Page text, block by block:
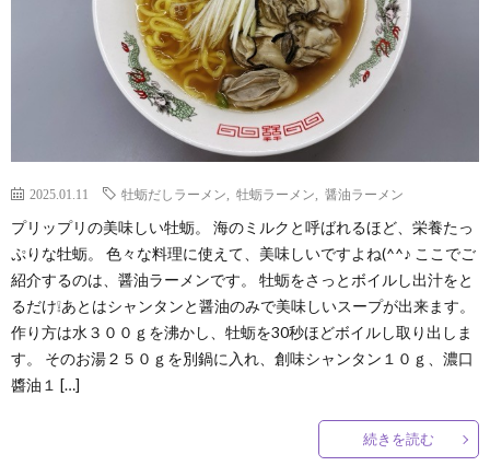
2025.01.11 牡蛎だしラーメン 牡蛎ラーメン 醤油ラーメン
プリップリの美味しい牡蛎。 海のミルクと呼ばれるほど、栄養たっ
ぷりな牡蛎。 色々な料理に使えて、美味しいですよね(^^♪ ここでご
紹介するのは、醤油ラーメンです。 牡蛎をさっとボイルし出汁をと
るだけ❕あとはシャンタンと醤油のみで美味しいスープが出来ます。
作り方は水３００ｇを沸かし、牡蛎を30秒ほどボイルし取り出しま
す。 そのお湯２５０ｇを別鍋に入れ、創味シャンタン１０ｇ、濃口
醬油１ […]
続きを読む